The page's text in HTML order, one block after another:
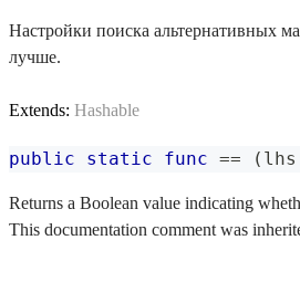
Настройки поиска альтернативных
лучше.
Extends: Hashable
public static func == ( lhs
Returns a Boolean value indicating
This documentation comment was